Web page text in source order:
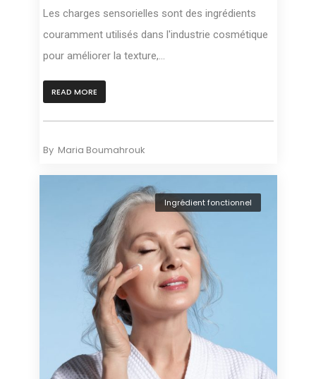
Les charges sensorielles sont des ingrédients
couramment utilisés dans l'industrie cosmétique
pour améliorer la texture,...
READ MORE
By Maria Boumahrouk
Ingrédient fonctionnel